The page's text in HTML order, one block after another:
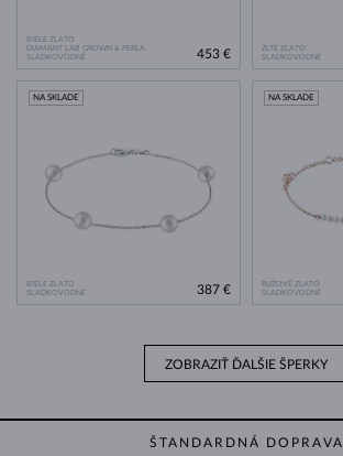
BIELE ZLATO
DIAMANT LAB GROWN & PERLA
SLADKOVODNÉ
453 €
ŽLTÉ ZLATO
SLADKOVODNÉ
BIELE ZLATO
SLADKOVODNÉ
NA SKLADE
387 €
RUŽOVÉ ZLATO
SLADKOVODNÉ
NA SKLADE
ZOBRAZIŤ ĎALŠIE ŠPERKY
ŠTANDARDNÁ DOPRAVA